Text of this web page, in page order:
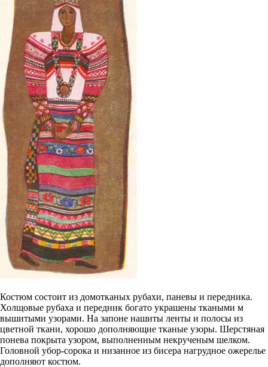
Костюм состоит из домотканых рубахи, паневы и передника.
Холщовые рубаха и передник богато украшены ткаными м
вышитыми узорами. На запоне нашиты ленты и полосы из
цветной ткани, хорошо дополняющие тканые узоры. Шерстяная
понева покрыта узором, выполненным некрученым шелком.
Головной убор-сорока и низанное из бисера нагрудное ожерелье
дополняют костюм.